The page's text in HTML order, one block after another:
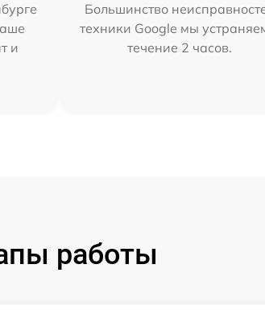
и
Большинство
техники Google мы
течение 2 часов.
работы